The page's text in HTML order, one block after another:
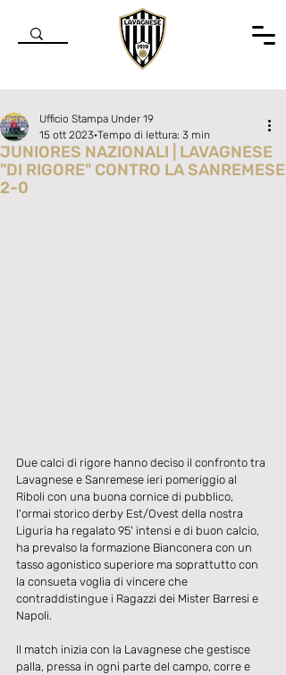
JUNIORES NAZIONALI | LAVAGNESE
"DI RIGORE" CONTRO LA SANREMESE
2-0
Ufficio Stampa Under 19
15 ott 2023 Tempo di lettura: 3 min
Due calci di rigore hanno deciso il confronto tra
Lavagnese e Sanremese ieri pomeriggio al
Riboli con una buona cornice di pubblico,
l'ormai storico derby Est/Ovest della nostra
Liguria ha regalato 95' intensi e di buon calcio,
ha prevalso la formazione Bianconera con un
tasso agonistico superiore ma soprattutto con
la consueta voglia di vincere che
contraddistingue i Ragazzi dei Mister Barresi e
Napoli.
Il match inizia con la Lavagnese che gestisce
palla, pressa in ogni parte del campo, corre e